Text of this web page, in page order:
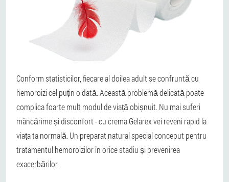
Conform statisticilor, fiecare al doilea adult se confruntă cu
hemoroizi cel puțin o dată. Această problemă delicată poate
complica foarte mult modul de viață obișnuit. Nu mai suferi
mâncărime și disconfort - cu crema Gelarex vei reveni rapid la
viața ta normală. Un preparat natural special conceput pentru
tratamentul hemoroizilor în orice stadiu și prevenirea
exacerbărilor.